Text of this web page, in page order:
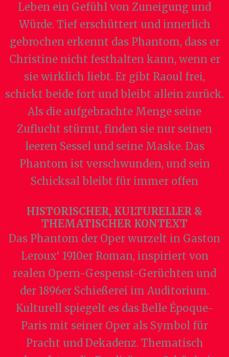
Leben ein Gefühl von Zuneigung und
Würde. Tief erschüttert und innerlich
gebrochen erkennt das Phantom, dass er
Christine nicht festhalten kann, wenn er
sie wirklich liebt. Er gibt Raoul frei,
schickt beide fort und bleibt allein zurück.
Als die aufgebrachte Menge seine
Zuflucht stürmt, finden sie nur seinen
leeren Sessel und seine Maske. Das
Phantom ist verschwunden, und sein
Schicksal bleibt für immer offen
HISTORISCHER, KULTURELLER &
THEMATISCHER KONTEXT
Das Phantom der Oper wurzelt in Gaston
Leroux‘ 1910er Roman, inspiriert von
realen Opern-Gespenst-Gerüchten und
der 1896er Schießerei im Auditorium.
Kulturell spiegelt es das Belle Époque-
Paris mit seiner Oper als Symbol für
Pracht und Dekadenz. Thematisch